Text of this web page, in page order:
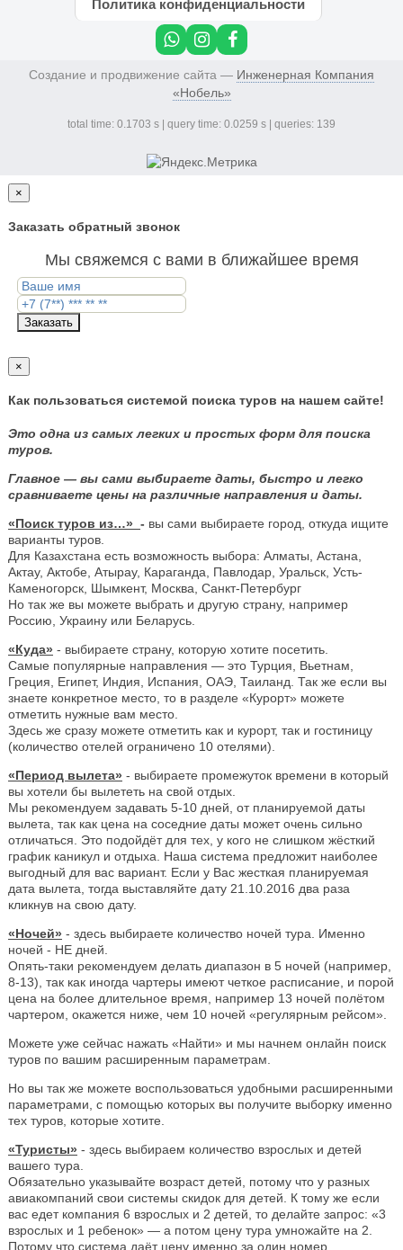
Политика конфиденциальности
Создание и продвижение сайта — Инженерная Компания
«Нобель»
total time: 0.1703 s | query time: 0.0259 s | queries: 139
×
Заказать обратный звонок
Мы свяжемся с вами в ближайшее время
Заказать
×
Как пользоваться системой поиска туров на нашем сайте!
Это одна из самых легких и простых форм для поиска
туров.
Главное — вы сами выбираете даты, быстро и легко
сравниваете цены на различные направления и даты.
«Поиск туров из…» - вы сами выбираете город, откуда ищите
варианты туров.
Для Казахстана есть возможность выбора: Алматы, Астана,
Актау, Актобе, Атырау, Караганда, Павлодар, Уральск, Усть-
Каменогорск, Шымкент, Москва, Санкт-Петербург
Но так же вы можете выбрать и другую страну, например
Россию, Украину или Беларусь.
«Куда» - выбираете страну, которую хотите посетить.
Самые популярные направления — это Турция, Вьетнам,
Греция, Египет, Индия, Испания, ОАЭ, Таиланд. Так же если вы
знаете конкретное место, то в разделе «Курорт» можете
отметить нужные вам место.
Здесь же сразу можете отметить как и курорт, так и гостиницу
(количество отелей ограничено 10 отелями).
«Период вылета» - выбираете промежуток времени в который
вы хотели бы вылететь на свой отдых.
Мы рекомендуем задавать 5-10 дней, от планируемой даты
вылета, так как цена на соседние даты может очень сильно
отличаться. Это подойдёт для тех, у кого не слишком жёсткий
график каникул и отдыха. Наша система предложит наиболее
выгодный для вас вариант. Если у Вас жесткая планируемая
дата вылета, тогда выставляйте дату 21.10.2016 два раза
кликнув на свою дату.
«Ночей» - здесь выбираете количество ночей тура. Именно
ночей - НЕ дней.
Опять-таки рекомендуем делать диапазон в 5 ночей (например,
8-13), так как иногда чартеры имеют четкое расписание, и порой
цена на более длительное время, например 13 ночей полётом
чартером, окажется ниже, чем 10 ночей «регулярным рейсом».
Можете уже сейчас нажать «Найти» и мы начнем онлайн поиск
туров по вашим расширенным параметрам.
Но вы так же можете воспользоваться удобными расширенными
параметрами, с помощью которых вы получите выборку именно
тех туров, которые хотите.
«Туристы» - здесь выбираем количество взрослых и детей
вашего тура.
Обязательно указывайте возраст детей, потому что у разных
авиакомпаний свои системы скидок для детей. К тому же если
вас едет компания 6 взрослых и 2 детей, то делайте запрос: «3
взрослых и 1 ребенок» — а потом цену тура умножайте на 2.
Потому что система даёт цену именно за один номер